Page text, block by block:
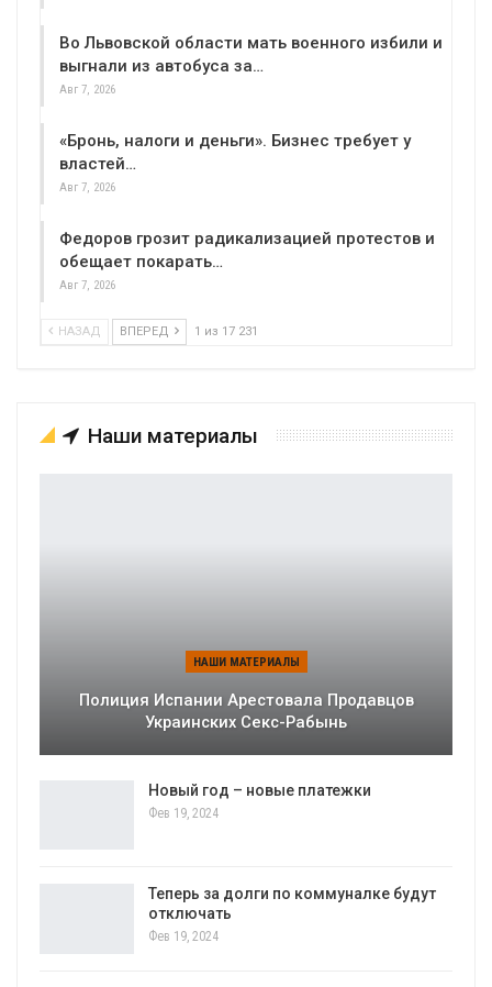
Во Львовской области мать военного избили и
выгнали из автобуса за…
Авг 7, 2026
«Бронь, налоги и деньги». Бизнес требует у
властей…
Авг 7, 2026
Федоров грозит радикализацией протестов и
обещает покарать…
Авг 7, 2026
НАЗАД ВПЕРЕД 1 из 17 231
Наши материалы
НАШИ МАТЕРИАЛЫ
Полиция Испании Арестовала Продавцов
Украинских Секс-Рабынь
Новый год – новые платежки
Фев 19, 2024
Теперь за долги по коммуналке будут
отключать
Фев 19, 2024